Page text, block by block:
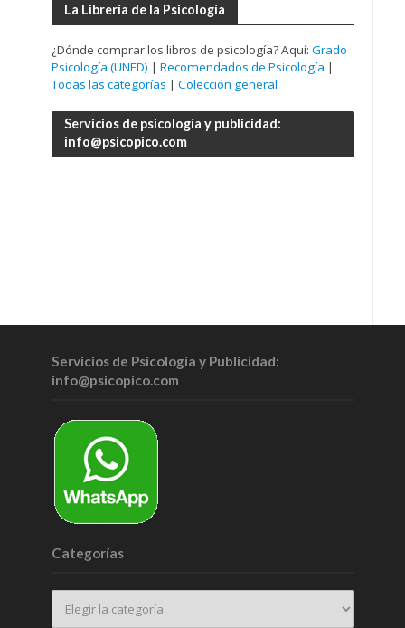
La Librería de la Psicología
¿Dónde comprar los libros de psicología? Aquí: Grado
Psicología (UNED) | Recomendados de Psicología |
Todas las categorías | Colección general
Servicios de psicología y publicidad:
info@psicopico.com
Servicios de Psicología y Publicidad:
info@psicopico.com
Categorías